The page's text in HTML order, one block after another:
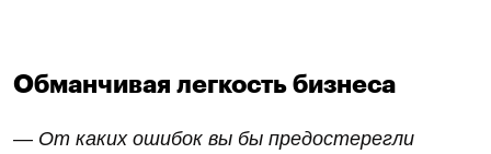
Обманчивая легкость бизнеса
— От каких ошибок вы бы предостерегли